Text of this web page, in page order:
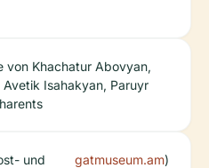
von Khachatur Abovyan,
Avetik Isahakyan, Paruyr
und
gatmuseum.am)